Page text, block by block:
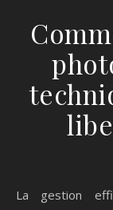
La gestion efficace des photos sur iPad permet